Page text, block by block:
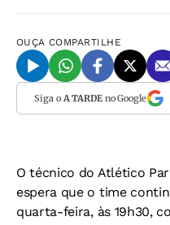
OUÇA COMPARTILHE
Siga o A TARDEno Google
O técnico do Atlético
espera que o time
quarta-feira, às 19h30,